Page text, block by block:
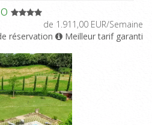
de 1.911,00 EUR/Semaine
réservation
Meilleur tarif garanti